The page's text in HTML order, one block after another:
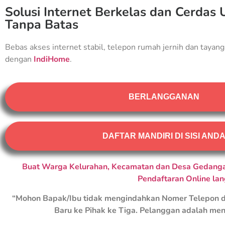
Solusi Internet Berkelas dan Cerdas
Tanpa Batas
Bebas akses internet stabil, telepon rumah jernih dan
dengan IndiHome.
BERLANGGANAN
DAFTAR MANDIRI DI SISI
Buat Warga Kelurahan, Kecamatan dan Desa
Pendaftaran Online
“Mohon Bapak/Ibu tidak mengindahkan Nomer
Baru ke Pihak ke Tiga. Pelanggan adalah